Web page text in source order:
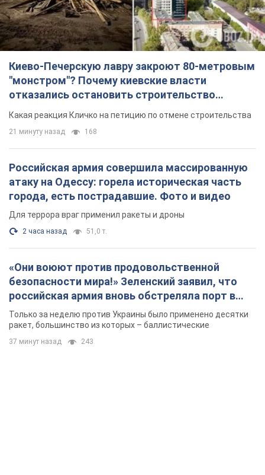
Киево-Печерскую лавру закроют 80-метровым
"монстром"? Почему киевские власти
отказались остановить строительство
небоскреба "московского верующего"
Какая реакция Кличко на петицию по отмене строительства
21 минуту назад 168
Российская армия совершила массированную
атаку на Одессу: горела историческая часть
города, есть пострадавшие. Фото и видео
Для террора враг применил ракеты и дроны
2 часа назад 51,0 т.
«Они воюют против продовольственной
безопасности мира!» Зеленский заявил, что
российская армия вновь обстреляла порт в
Одессе
Только за неделю против Украины было применено десятки
ракет, большинство из которых – баллистические
37 минут назад 243